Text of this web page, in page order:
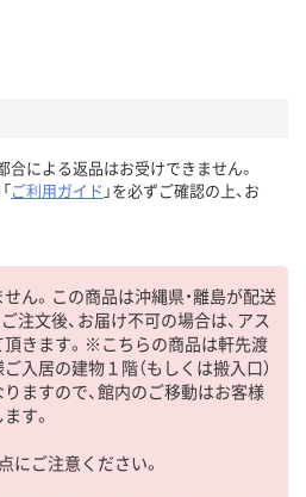
合による返品はお受けできません。
ご利用ガイド 」を必ずご確認の上、お
ん。この商品は沖縄県・離島が配送
注文後、お届け不可の場合は、アス
きます。※こちらの商品は軒先渡
入居の建物１階（もしくは搬入口）
ますので、館内のご移動はお客様
す。
にご注意ください。